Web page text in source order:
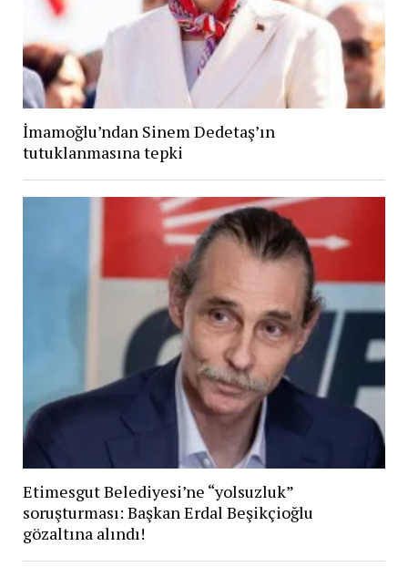
İmamoğlu’ndan Sinem Dedetaş’ın
tutuklanmasına tepki
Etimesgut Belediyesi’ne “yolsuzluk”
soruşturması: Başkan Erdal Beşikçioğlu
gözaltına alındı!